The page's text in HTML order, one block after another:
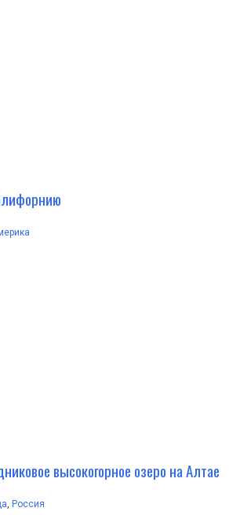
высокогорное озеро на Алтае
Россия